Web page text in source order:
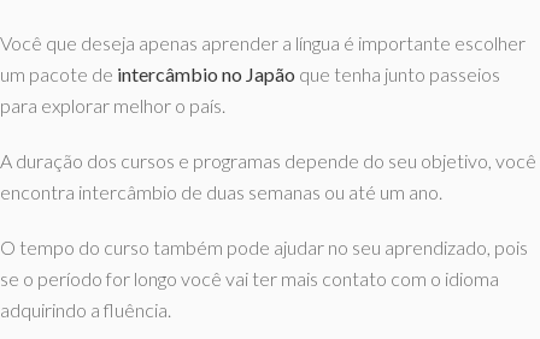
Você que deseja apenas aprender a língua é importante escolher
um pacote de intercâmbio no Japão que tenha junto passeios
para explorar melhor o país.
A duração dos cursos e programas depende do seu objetivo, você
encontra intercâmbio de duas semanas ou até um ano.
O tempo do curso também pode ajudar no seu aprendizado, pois
se o período for longo você vai ter mais contato com o idioma
adquirindo a fluência.